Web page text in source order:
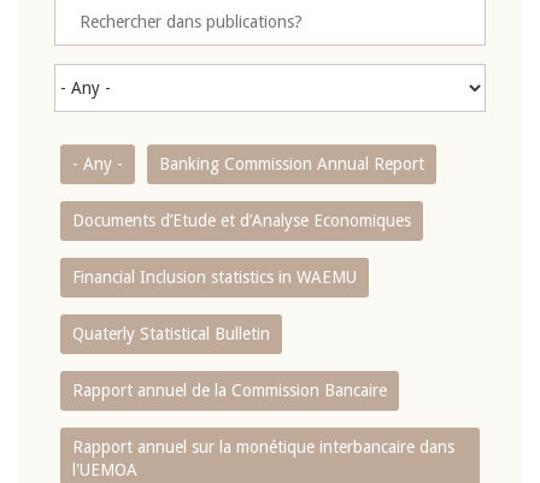
- Any - Banking Commission Annual Report
Documents d’Etude et d’Analyse Economiques
Financial Inclusion statistics in WAEMU
Quaterly Statistical Bulletin
Rapport annuel de la Commission Bancaire
Rapport annuel sur la monétique interbancaire dans
l'UEMOA